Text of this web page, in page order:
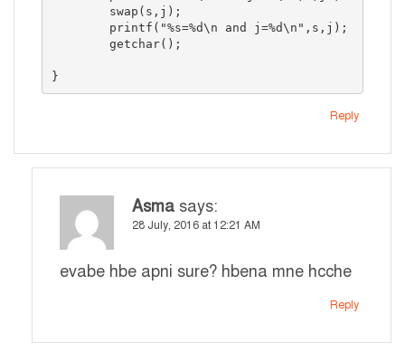
}
Reply
Asma says:
28 July, 2016 at 12:21 AM
evabe hbe apni sure? hbena mne hcche
Reply